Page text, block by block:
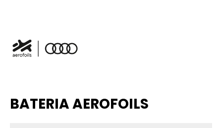
BATERIA AEROFOILS